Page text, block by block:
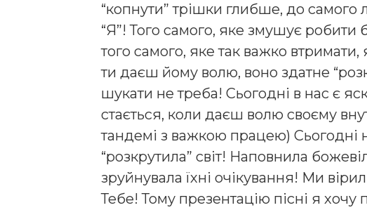
“копнути” трішки глибше, до самого
“Я”! Того самого, яке змушує робити
того самого, яке так важко втримати,
ти даєш йому волю, воно здатне
шукати не треба! Сьогодні в нас є
стається, коли даєш волю своєму
тандемі з важкою працею)
“розкрутила” світ! Наповнила
зруйнувала їхні очікування! Ми
Тебе! Тому презентацію пісні я хочу